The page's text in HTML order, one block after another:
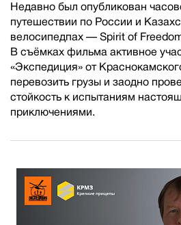
Недавно был опубликован
путешествии по России и
велосипедпах — Spirit of
В съёмках фильма активное
«Экспедиция» от
перевозить грузы и заодно
стойкость к испытаниям
приключениями.